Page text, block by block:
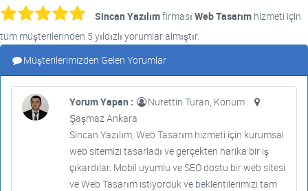
Sincan Yazılımfirması Web Tasarım hizmeti için
tüm müşterilerinden 5 yıldızlı yorumlar almıştır.
Müşterilerimizden Gelen Yorumlar
Yorum Yapan :
Nurettin Turan, Konum :
Şaşmaz Ankara
Sincan Yazılım, Web Tasarım hizmeti için kurumsal
web sitemizi tasarladı ve gerçekten harika bir iş
çıkardılar. Mobil uyumlu ve SEO dostu bir web sitesi
ve Web Tasarım istiyorduk ve beklentilerimizi tam